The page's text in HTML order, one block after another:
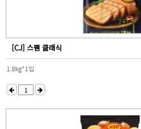
[CJ] 스팸 클래식
1.8kg*1입